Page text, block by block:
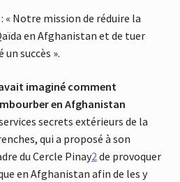
« Notre mission de réduire la
en Afghanistan et de tuer
succès ».
imaginé comment
en Afghanistan
secrets extérieurs de la
qui a proposé à son
du Cercle Pinay2de provoquer
en Afghanistan afin de les y